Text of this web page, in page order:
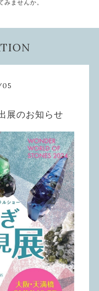
みませんか。
05
展のお知らせ